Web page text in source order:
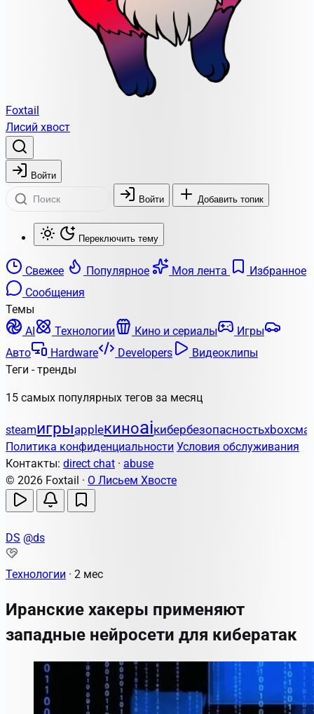
Foxtail
Лисий хвост
Войти
Войти Добавить топик
Переключить тему
Свежее Популярное Моя лента
Избранное
Сообщения
Темы
AI
Технологии Кино и сериалы
Игры
Авто
Hardware Developers
Видеоклипы
Теги - тренды
15 самых популярных тегов за месяц
steamигрыappleкиноaiкибербезопасностьxbox
Политика конфиденциальности Условия обслуживания
Контакты: direct chat · abuse
© 2026 Foxtail · О Лисьем Хвосте
DS @ds
Технологии · 2 мес
Иранские хакеры применяют
западные нейросети для кибератак